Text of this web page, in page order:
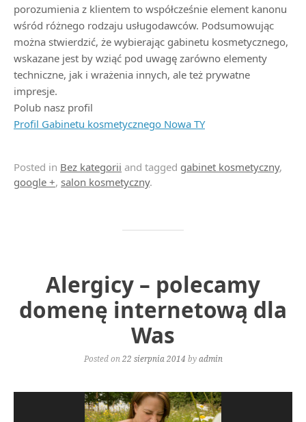
porozumienia z klientem to współcześnie element kanonu
wśród różnego rodzaju usługodawców. Podsumowując
można stwierdzić, że wybierając gabinetu kosmetycznego,
wskazane jest by wziąć pod uwagę zarówno elementy
techniczne, jak i wrażenia innych, ale też prywatne
impresje.
Polub nasz profil
Profil Gabinetu kosmetycznego Nowa TY
Posted in Bez kategorii and tagged gabinet kosmetyczny,
google +, salon kosmetyczny.
Alergicy – polecamy
domenę internetową dla
Was
Posted on 22 sierpnia 2014 byadmin